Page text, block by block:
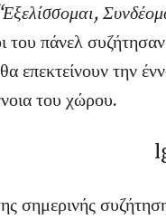
του πάνελ
επεκτείνουν την
του χώρου.
σημερινής